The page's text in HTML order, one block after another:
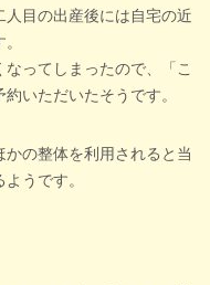
目の出産後には自宅の近
ってしまったので、「こ
いただいたそうです。
の整体を利用されると当
うです。